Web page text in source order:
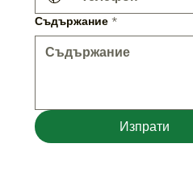
Съдържание *
Изпрати